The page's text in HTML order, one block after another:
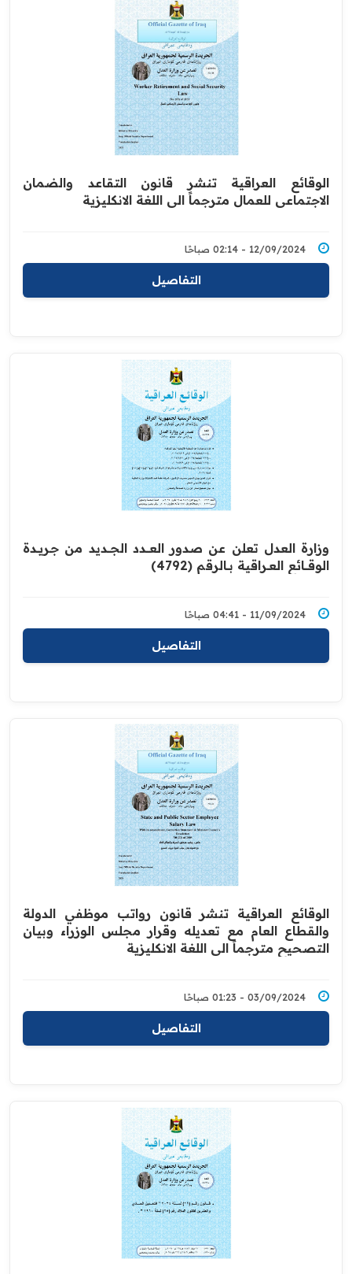
الوقائع العراقية تنشر قانون التقاعد والضمان
الاجتماعي للعمال مترجماً الى اللغة الانكليزية
12/09/2024 - 02:14 صباحًا
التفاصيل
وزارة العدل تعلن عن صدور العــــدد الجـــديد من جـريــدة
‏الوقــــائع العــراقية بــالرقم (4792)‏
11/09/2024 - 04:41 صباحًا
التفاصيل
الوقائع العراقية تنشر قانون رواتب موظفي الدولة
والقطاع العام مع تعديله وقرار مجلس الوزراء وبيان
التصحيح مترجماً الى اللغة الانكليزية
03/09/2024 - 01:23 صباحًا
التفاصيل